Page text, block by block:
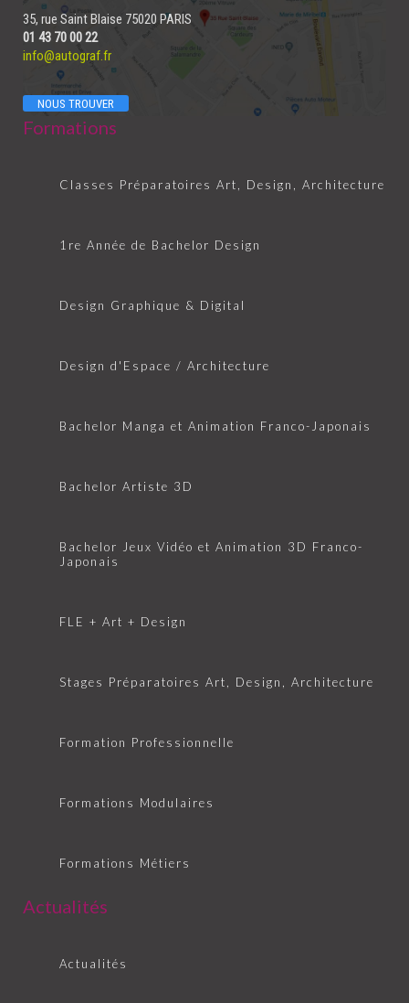
35, rue Saint Blaise 75020 PARIS
01 43 70 00 22
info@autograf.fr
NOUS TROUVER
Formations
Classes Préparatoires Art, Design, Architecture
1re Année de Bachelor Design
Design Graphique & Digital
Design d'Espace / Architecture
Bachelor Manga et Animation Franco-Japonais
Bachelor Artiste 3D
Bachelor Jeux Vidéo et Animation 3D Franco-
Japonais
FLE + Art + Design
Stages Préparatoires Art, Design, Architecture
Formation Professionnelle
Formations Modulaires
Formations Métiers
Actualités
Actualités